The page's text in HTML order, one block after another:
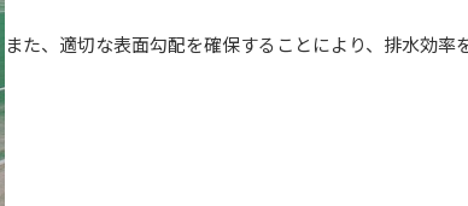
また、適切な表面勾配を確保することにより、排水効率